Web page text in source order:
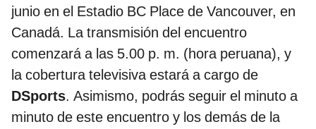
junio en el Estadio BC Place de Vancouver, en
Canadá. La transmisión del encuentro
comenzará a las 5.00 p. m. (hora peruana), y
la cobertura televisiva estará a cargo de
DSports. Asimismo, podrás seguir el minuto a
minuto de este encuentro y los demás de la